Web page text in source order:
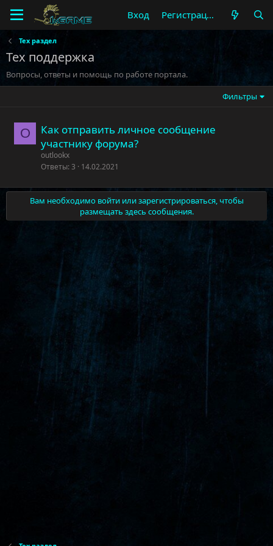
Вход Регистрация
Тех раздел
Тех поддержка
Вопросы, ответы и помощь по работе портала.
Фильтры
O
Как отправить личное сообщение
участнику форума?
outlookx
Ответы 3 14.02.2021
Вам необходимо войти или зарегистрироваться, чтобы
размещать здесь сообщения.